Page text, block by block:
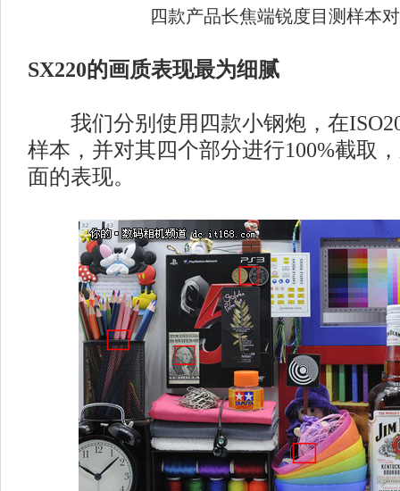
四款产品长焦端锐度目测样本
SX220的画质表现最为细腻
我们分别使用四款小钢炮，在
样本，并对其四个部分进行100%截取
面的表现。